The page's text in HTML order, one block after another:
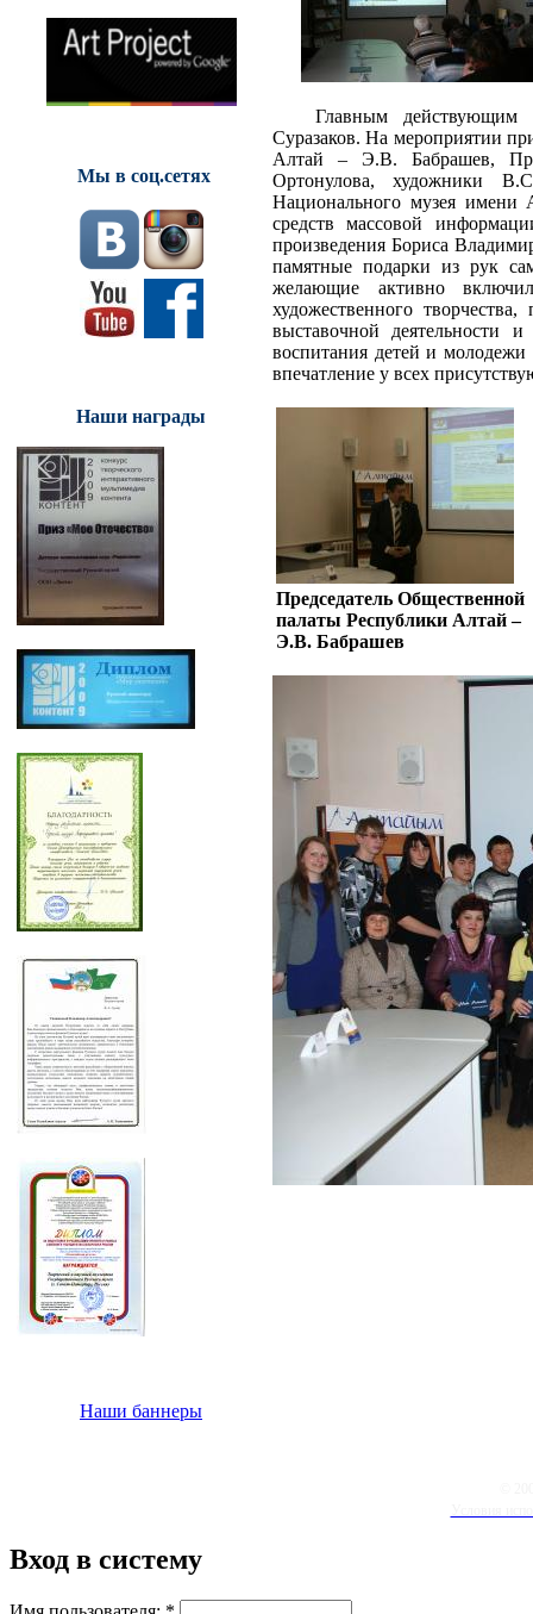
Мы в соц.сетях
Наши награды
Наши баннеры
Главным действующим
Суразаков. На мероприятии
Алтай – Э.В. Бабрашев,
Ортонулова, художники
Национального музея
средств массовой
произведения Бориса
памятные подарки из рук
желающие активно
художественного
выставочной деятельности
воспитания детей и молодежи
впечатление у всех
Председатель Общественной
палаты Республики Алтай –
Э.В. Бабрашев
Вход в систему